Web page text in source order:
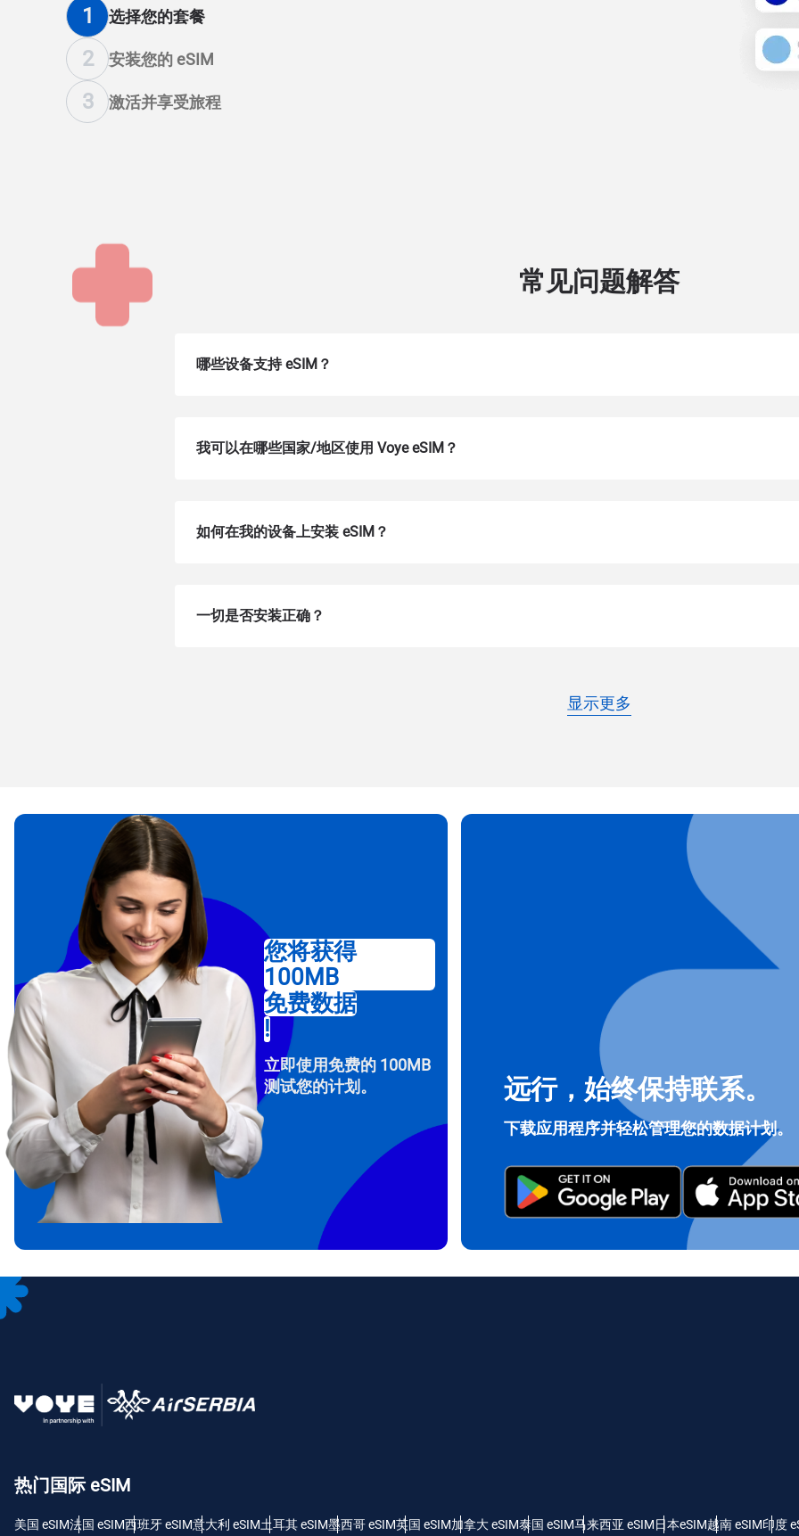
1 选择您的套餐
2 安装您的 eSIM
3 激活并享受旅程
常见问题解答
哪些设备支持 eSIM？
我可以在哪些国家/地区使用 Voye eSIM？
如何在我的设备上安装 eSIM？
一切是否安装正确？
显示更多
without needing a physical SIM card!
您将获得
100MB
免费数据
!
立即使用免费的 100MB
测试您的计划。
远行，始终保持联系。
下载应用程序并轻松管理您的数据计划。
热门国际 eSIM
美国 eSIM法国 eSIM西班牙 eSIM意大利 eSIM土耳其 eSIM墨西哥 eSIM英国 eSIM加拿大 eSIM泰国 eSIM马来西亚 eSIM日本eSIM越南 eSIM印度
选择语言：
English
Français
繁體中文 עברית
한국어
搜索货币
KRW - 南非兰特 (R)
TWD - 新台币
PHP - 菲律宾比索
IDR - 印尼盾
或使用电子邮件继续